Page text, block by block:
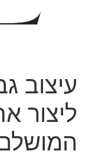
עיצוב
ליצור